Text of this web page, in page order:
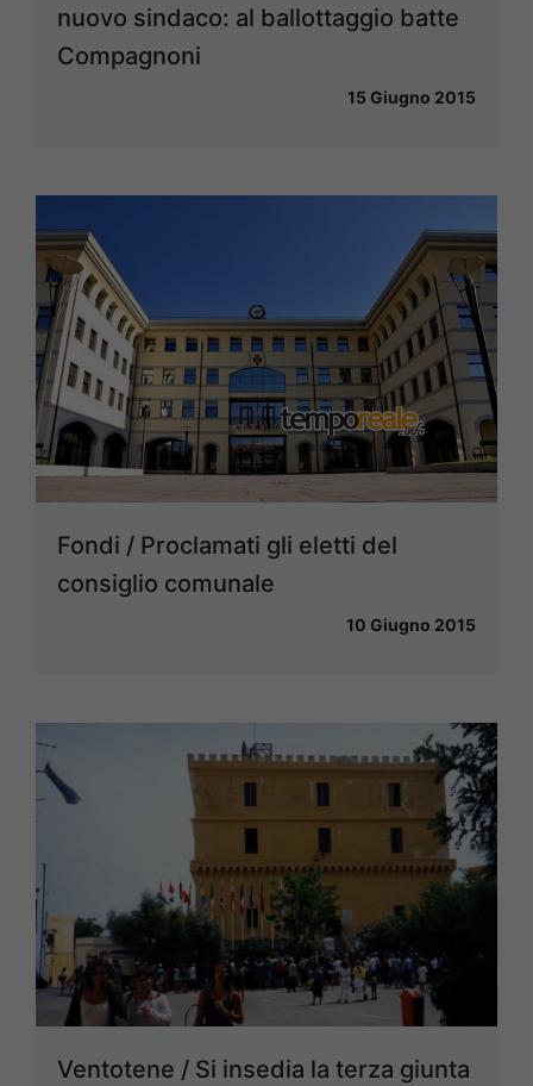
nuovo sindaco: al ballottaggio batte
Compagnoni
15 Giugno 2015
Fondi / Proclamati gli eletti del
consiglio comunale
10 Giugno 2015
Ventotene / Si insedia la terza giunta